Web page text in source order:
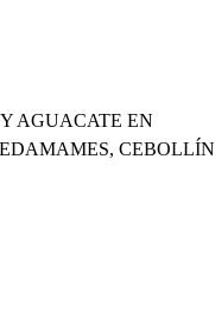
AGUACATE EN
CEBOLLÍN